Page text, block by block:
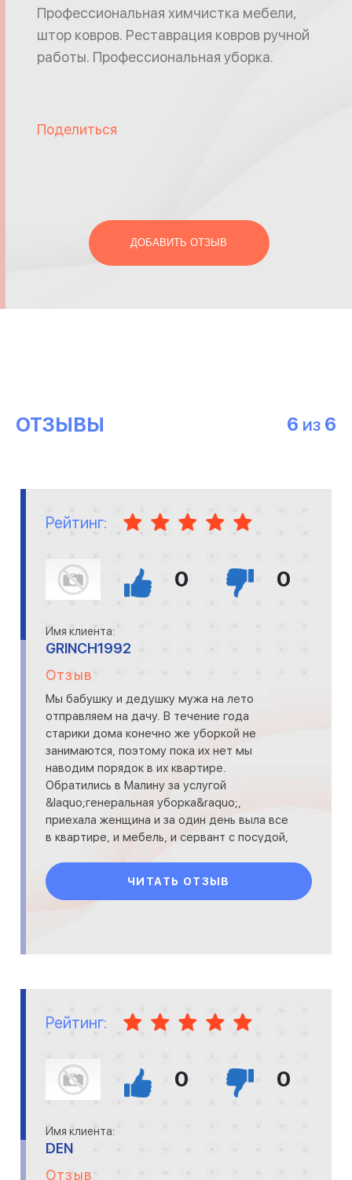
Профессиональная химчистка мебели,
штор ковров. Реставрация ковров ручной
работы. Профессиональная уборка.
Поделиться
ДОБАВИТЬ ОТЗЫВ
ОТЗЫВЫ 6 ИЗ 6
Рейтинг:
0 0
Имя клиента:
GRINCH1992
Отзыв
Мы бабушку и дедушку мужа на лето
отправляем на дачу. В течение года
старики дома конечно же уборкой не
занимаются, поэтому пока их нет мы
наводим порядок в их квартире.
Обратились в Малину за услугой
&laquo;генеральная уборка&raquo;,
приехала женщина и за один день выла все
в квартире, и мебель, и сервант с посудой,
дедулей в
ЧИТАТЬ ОТЗЫВ
Рейтинг:
0 0
Имя клиента:
DEN
Отзыв